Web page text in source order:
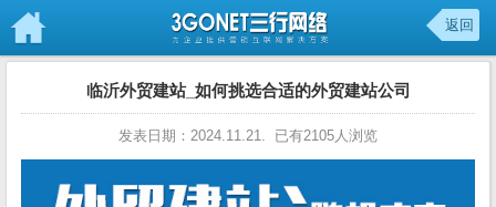
返回
临沂外贸建站_如何挑选合适的外贸建站公司
发表日期：2024.11.21. 已有2105人浏览